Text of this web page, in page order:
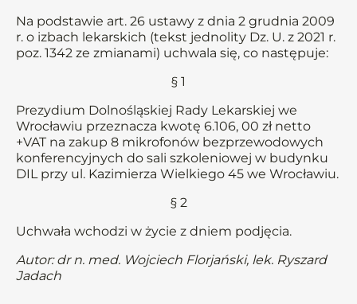
Na podstawie art. 26 ustawy z dnia 2 grudnia 2009
r. o izbach lekarskich (tekst jednolity Dz. U. z 2021 r.
poz. 1342 ze zmianami) uchwala się, co następuje:
§ 1
Prezydium Dolnośląskiej Rady Lekarskiej we
Wrocławiu przeznacza kwotę 6.106, 00 zł netto
+VAT na zakup 8 mikrofonów bezprzewodowych
konferencyjnych do sali szkoleniowej w budynku
DIL przy ul. Kazimierza Wielkiego 45 we Wrocławiu.
§ 2
Uchwała wchodzi w życie z dniem podjęcia.
Autor: dr n. med. Wojciech Florjański, lek. Ryszard
Jadach